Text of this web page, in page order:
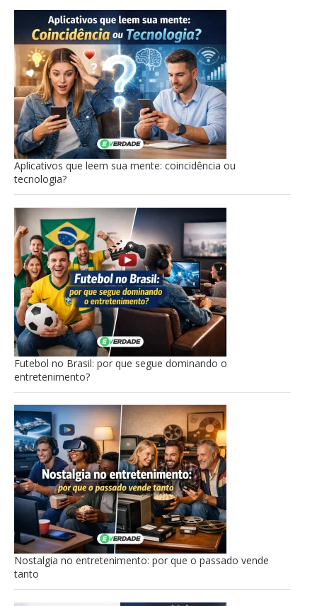
Aplicativos que leem sua mente: coincidência ou
tecnologia?
Futebol no Brasil: por que segue dominando o
entretenimento?
Nostalgia no entretenimento: por que o passado vende
tanto